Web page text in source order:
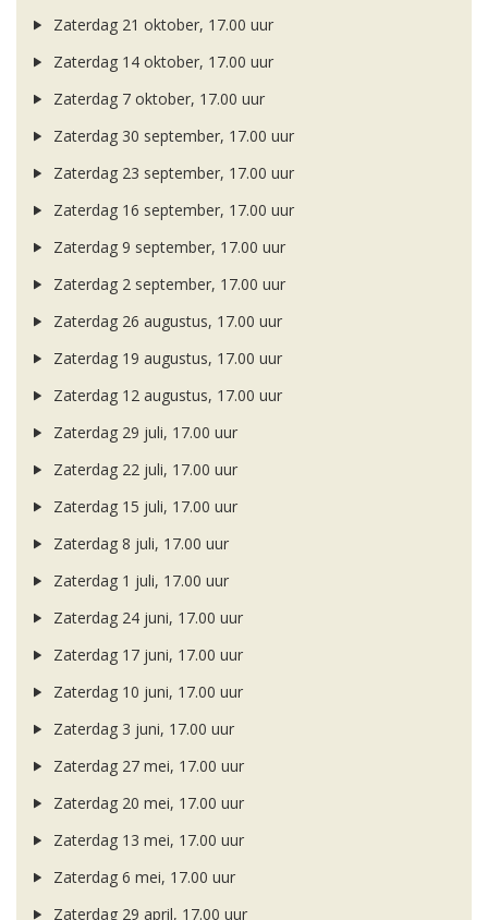
Zaterdag 21 oktober, 17.00 uur
Zaterdag 14 oktober, 17.00 uur
Zaterdag 7 oktober, 17.00 uur
Zaterdag 30 september, 17.00 uur
Zaterdag 23 september, 17.00 uur
Zaterdag 16 september, 17.00 uur
Zaterdag 9 september, 17.00 uur
Zaterdag 2 september, 17.00 uur
Zaterdag 26 augustus, 17.00 uur
Zaterdag 19 augustus, 17.00 uur
Zaterdag 12 augustus, 17.00 uur
Zaterdag 29 juli, 17.00 uur
Zaterdag 22 juli, 17.00 uur
Zaterdag 15 juli, 17.00 uur
Zaterdag 8 juli, 17.00 uur
Zaterdag 1 juli, 17.00 uur
Zaterdag 24 juni, 17.00 uur
Zaterdag 17 juni, 17.00 uur
Zaterdag 10 juni, 17.00 uur
Zaterdag 3 juni, 17.00 uur
Zaterdag 27 mei, 17.00 uur
Zaterdag 20 mei, 17.00 uur
Zaterdag 13 mei, 17.00 uur
Zaterdag 6 mei, 17.00 uur
Zaterdag 29 april, 17.00 uur